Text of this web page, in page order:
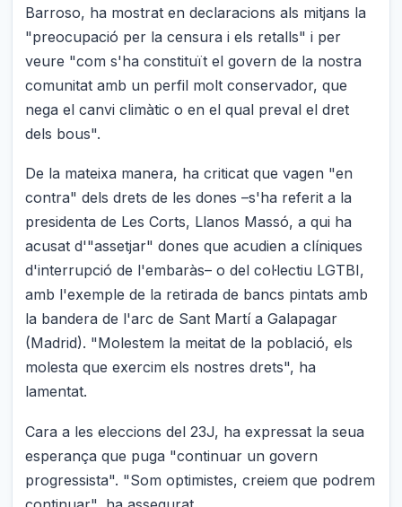
Barroso, ha mostrat en declaracions als mitjans la
"preocupació per la censura i els retalls" i per
veure "com s'ha constituït el govern de la nostra
comunitat amb un perfil molt conservador, que
nega el canvi climàtic o en el qual preval el dret
dels bous".
De la mateixa manera, ha criticat que vagen "en
contra" dels drets de les dones –s'ha referit a la
presidenta de Les Corts, Llanos Massó, a qui ha
acusat d'"assetjar" dones que acudien a clíniques
d'interrupció de l'embaràs– o del col·lectiu LGTBI,
amb l'exemple de la retirada de bancs pintats amb
la bandera de l'arc de Sant Martí a Galapagar
(Madrid). "Molestem la meitat de la població, els
molesta que exercim els nostres drets", ha
lamentat.
Cara a les eleccions del 23J, ha expressat la seua
esperança que puga "continuar un govern
progressista". "Som optimistes, creiem que podrem